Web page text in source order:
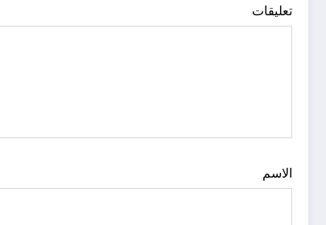
تعليقات
الاسم